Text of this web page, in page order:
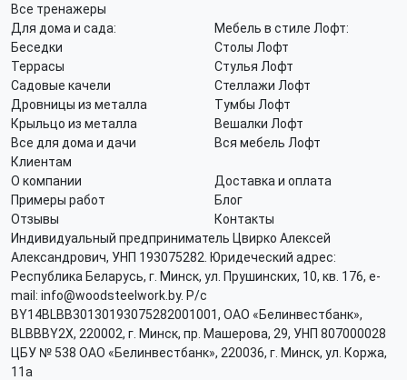
Все тренажеры
Для дома и сада:
Беседки
Террасы
Садовые качели
Дровницы из металла
Крыльцо из металла
Все для дома и дачи
Мебель в стиле Лофт:
Столы Лофт
Стулья Лофт
Стеллажи Лофт
Тумбы Лофт
Вешалки Лофт
Вся мебель Лофт
Клиентам
О компании
Доставка и оплата
Примеры работ
Блог
Отзывы
Контакты
Индивидуальный предприниматель Цвирко Алексей
Александрович, УНП 193075282. Юридеческий адрес:
Республика Беларусь, г. Минск, ул. Прушинских, 10, кв. 176, e-
mail: info@woodsteelwork.by. Р/с
BY14BLBB30130193075282001001, ОАО «Белинвестбанк»,
BLBBBY2X, 220002, г. Минск, пр. Машерова, 29, УНП 807000028
ЦБУ № 538 ОАО «Белинвестбанк», 220036, г. Минск, ул. Коржа,
11а